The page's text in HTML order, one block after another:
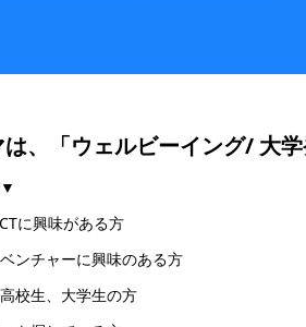
、「ウェルビーイング/ 大
▼
に興味がある方
ンチャーに興味のある方
校生、大学生の方